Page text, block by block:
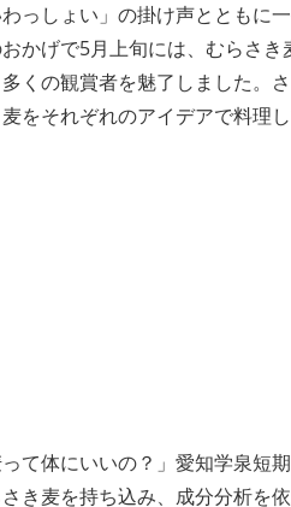
わっしょい」の掛け声とともに
かげで5月上旬には、むらさき
くの観賞者を魅了しました。
をそれぞれのアイデアで料理
って体にいいの？」愛知学泉短
き麦を持ち込み、成分分析を